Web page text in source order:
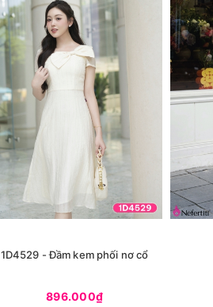
1D4529 - Đầm kem phối nơ cổ
896.000₫